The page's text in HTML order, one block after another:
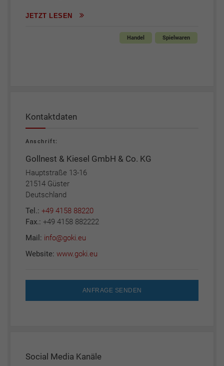
JETZT LESEN
Handel Spielwaren
Kontaktdaten
Anschrift:
Gollnest & Kiesel GmbH & Co. KG
Hauptstraße 13-16
21514 Güster
Deutschland
Tel.: +49 4158 88220
Fax.: +49 4158 882222
Mail: info@goki.eu
Website: www.goki.eu
ANFRAGE SENDEN
Social Media Kanäle